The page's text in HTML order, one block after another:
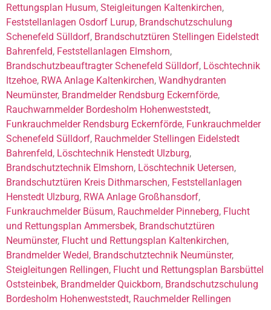
Rettungsplan Husum, Steigleitungen Kaltenkirchen,
Feststellanlagen Osdorf Lurup, Brandschutzschulung
Schenefeld Sülldorf, Brandschutztüren Stellingen Eidelstedt
Bahrenfeld, Feststellanlagen Elmshorn,
Brandschutzbeauftragter Schenefeld Sülldorf, Löschtechnik
Itzehoe, RWA Anlage Kaltenkirchen, Wandhydranten
Neumünster, Brandmelder Rendsburg Eckernförde,
Rauchwarnmelder Bordesholm Hohenweststedt,
Funkrauchmelder Rendsburg Eckernförde, Funkrauchmelder
Schenefeld Sülldorf, Rauchmelder Stellingen Eidelstedt
Bahrenfeld, Löschtechnik Henstedt Ulzburg,
Brandschutztechnik Elmshorn, Löschtechnik Uetersen,
Brandschutztüren Kreis Dithmarschen, Feststellanlagen
Henstedt Ulzburg, RWA Anlage Großhansdorf,
Funkrauchmelder Büsum, Rauchmelder Pinneberg, Flucht
und Rettungsplan Ammersbek, Brandschutztüren
Neumünster, Flucht und Rettungsplan Kaltenkirchen,
Brandmelder Wedel , Brandschutztechnik Neumünster,
Steigleitungen Rellingen, Flucht und Rettungsplan Barsbüttel
Oststeinbek, Brandmelder Quickborn, Brandschutzschulung
Bordesholm Hohenweststedt, Rauchmelder Rellingen